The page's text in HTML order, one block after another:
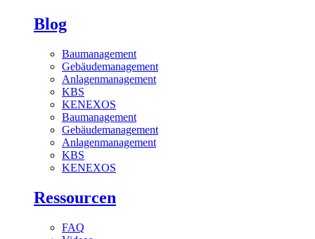
Blog
Baumanagement
Gebäudemanagement
Anlagenmanagement
KBS
KENEXOS
Baumanagement
Gebäudemanagement
Anlagenmanagement
KBS
KENEXOS
Ressourcen
FAQ